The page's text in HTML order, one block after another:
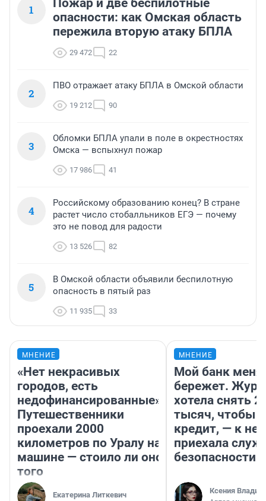
1
Пожар и две беспилотные
опасности: как Омская область
пережила вторую атаку БПЛА
29 472 22
2
ПВО отражает атаку БПЛА в Омской области
19 212 90
3
Обломки БПЛА упали в поле в окрестностях
Омска — вспыхнул пожар
17 986 41
4
Российскому образованию конец? В стране
растет число стобалльников ЕГЭ — почему
это не повод для радости
13 526 82
5
В Омской области объявили беспилотную
опасность в пятый раз
11 935 33
МНЕНИЕ
«Нет некрасивых
городов, есть
недофинансированные».
Путешественники
проехали 2000
километров по Уралу на
машине — стоило ли оно
того
Екатерина Литкевич
МНЕНИЕ
Мой банк меня
бережет.
хотела снять
тысяч, чтобы
кредит, — к
приехала
безопасности
Ксения